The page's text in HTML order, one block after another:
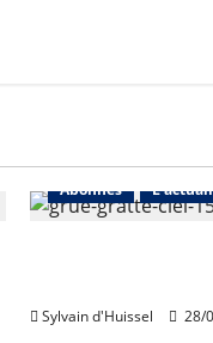
Abonnés
Sylvain d'Huissel 28/